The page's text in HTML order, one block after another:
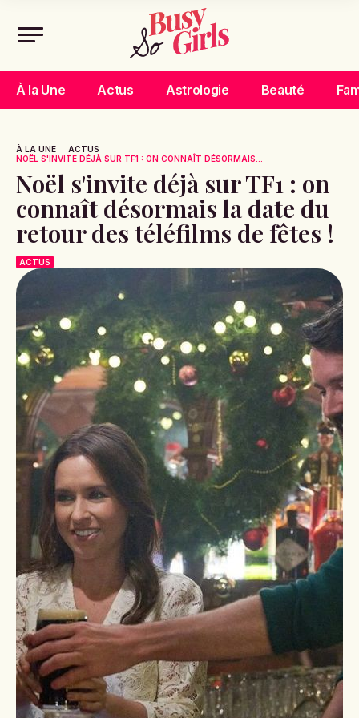
À la Une Actus Astrologie Beauté
À LA UNE
ACTUS
NOËL S'INVITE DÉJÀ SUR TF1 : ON CONNAÎT DÉSORMAIS...
Noël s'invite déjà sur TF1 : on
connaît désormais la date du
retour des téléfilms de fêtes !
ACTUS